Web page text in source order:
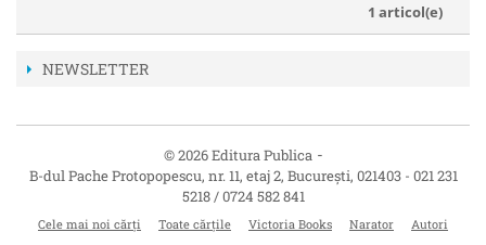
1 articol(e)
NEWSLETTER
© 2026 Editura Publica -
B-dul Pache Protopopescu, nr. 11, etaj 2, București, 021403 - 021 231
5218 / 0724 582 841
Cele mai noi cărți Toate cărțile Victoria Books Narator
Autori